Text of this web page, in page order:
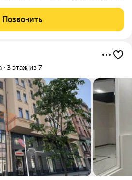
Петербурга! Близость к
Позвонить
3 этаж из 7